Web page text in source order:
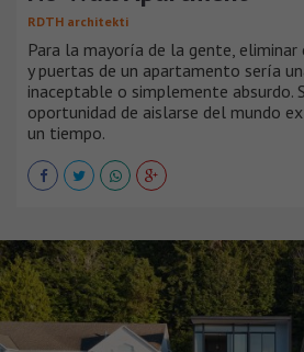
RDTH architekti
Para la mayoría de la gente, eliminar
y puertas de un apartamento sería
inaceptable o simplemente absurdo.
oportunidad de aislarse del mundo
un tiempo.